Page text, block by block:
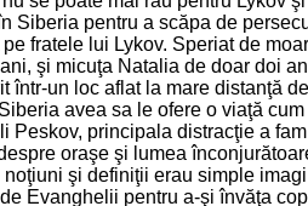
pentru a scăpa de
fratele lui Lykov. Speriat de
şi micuţa Natalia de doar doi
un loc aflat la mare distanţă
Siberia avea sa le ofere o viaţă
principala distracţie a
oraşe şi lumea
şi definiţii erau simple
Evanghelii pentru a-şi învăţa